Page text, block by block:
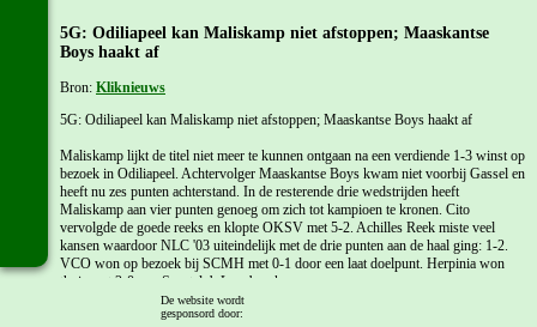
5G: Odiliapeel kan Maliskamp niet afstoppen; Maaskantse
Boys haakt af
Bron: Kliknieuws
5G: Odiliapeel kan Maliskamp niet afstoppen; Maaskantse Boys haakt af
Maliskamp lijkt de titel niet meer te kunnen ontgaan na een verdiende 1-3 winst op
bezoek in Odiliapeel. Achtervolger Maaskantse Boys kwam niet voorbij Gassel en
heeft nu zes punten achterstand. In de resterende drie wedstrijden heeft
Maliskamp aan vier punten genoeg om zich tot kampioen te kronen. Cito
vervolgde de goede reeks en klopte OKSV met 5-2. Achilles Reek miste veel
kansen waardoor NLC '03 uiteindelijk met de drie punten aan de haal ging: 1-2.
VCO won op bezoek bij SCMH met 0-1 door een laat doelpunt. Herpinia won
thuis met 2-0 van Sportclub Loosbroek.
Odiliapeel kan Maliskamp niet bijbenen
De website wordt
gesponsord door: